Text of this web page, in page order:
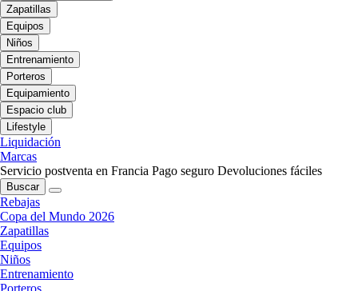
Zapatillas
Equipos
Niños
Entrenamiento
Porteros
Equipamiento
Espacio club
Lifestyle
Liquidación
Marcas
Servicio postventa en Francia Pago seguro Devoluciones fáciles
Buscar
Rebajas
Copa del Mundo 2026
Zapatillas
Equipos
Niños
Entrenamiento